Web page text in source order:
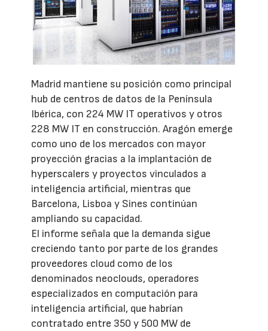
Madrid mantiene su posición como principal
hub de centros de datos de la Península
Ibérica, con 224 MW IT operativos y otros
228 MW IT en construcción. Aragón emerge
como uno de los mercados con mayor
proyección gracias a la implantación de
hyperscalers y proyectos vinculados a
inteligencia artificial, mientras que
Barcelona, Lisboa y Sines continúan
ampliando su capacidad.
El informe señala que la demanda sigue
creciendo tanto por parte de los grandes
proveedores cloud como de los
denominados neoclouds, operadores
especializados en computación para
inteligencia artificial, que habrían
contratado entre 350 y 500 MW de